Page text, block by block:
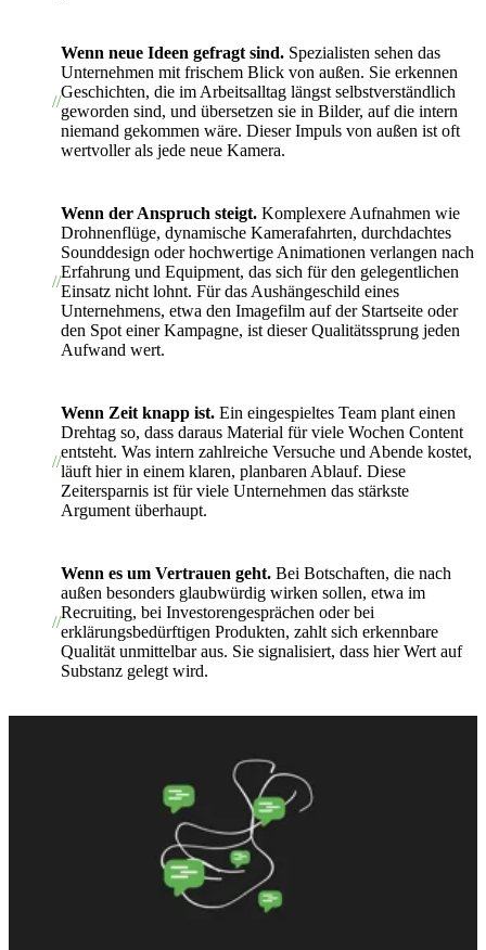
Wenn neue Ideen gefragt sind. Spezialisten sehen das
Unternehmen mit frischem Blick von außen. Sie erkennen
Geschichten, die im Arbeitsalltag längst selbstverständlich
geworden sind, und übersetzen sie in Bilder, auf die intern
niemand gekommen wäre. Dieser Impuls von außen ist oft
wertvoller als jede neue Kamera.
Wenn der Anspruch steigt. Komplexere Aufnahmen wie
Drohnenflüge, dynamische Kamerafahrten, durchdachtes
Sounddesign oder hochwertige Animationen verlangen nach
Erfahrung und Equipment, das sich für den gelegentlichen
Einsatz nicht lohnt. Für das Aushängeschild eines
Unternehmens, etwa den Imagefilm auf der Startseite oder
den Spot einer Kampagne, ist dieser Qualitätssprung jeden
Aufwand wert.
Wenn Zeit knapp ist. Ein eingespieltes Team plant einen
Drehtag so, dass daraus Material für viele Wochen Content
entsteht. Was intern zahlreiche Versuche und Abende kostet,
läuft hier in einem klaren, planbaren Ablauf. Diese
Zeitersparnis ist für viele Unternehmen das stärkste
Argument überhaupt.
Wenn es um Vertrauen geht. Bei Botschaften, die nach
außen besonders glaubwürdig wirken sollen, etwa im
Recruiting, bei Investorengesprächen oder bei
erklärungsbedürftigen Produkten, zahlt sich erkennbare
Qualität unmittelbar aus. Sie signalisiert, dass hier Wert auf
Substanz gelegt wird.